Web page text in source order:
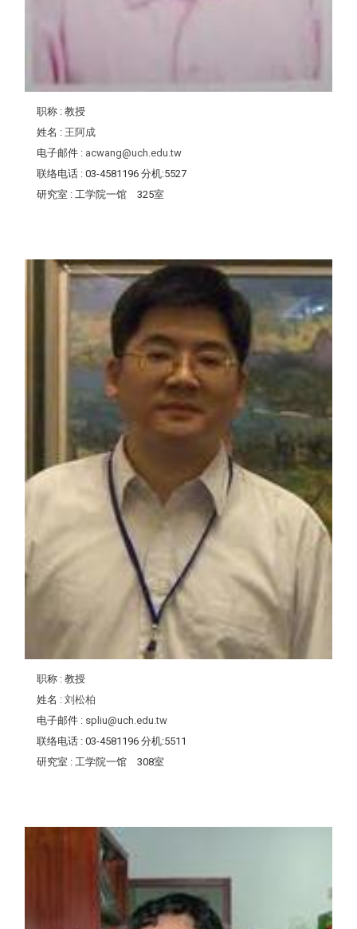
职称 : 教授
姓名 : 王阿成
电子邮件 : acwang@uch.edu.tw
联络电话 : 03-4581196 分机:5527
研究室 : 工学院一馆 325室
职称 : 教授
姓名 : 刘松柏
电子邮件 : spliu@uch.edu.tw
联络电话 : 03-4581196 分机:5511
研究室 : 工学院一馆 308室